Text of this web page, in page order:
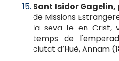
Sant Isidor Gagelin,
de Missions
la seva fe en Crist,
temps de
ciutat d’Huè, Annam